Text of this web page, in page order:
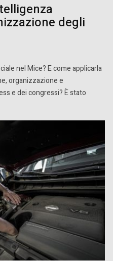
degli
nel Mice? E come applicarla
organizzazione e
e dei congressi? È stato